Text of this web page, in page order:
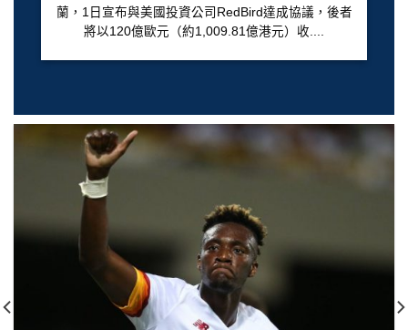
蘭，1日宣布與美國投資公司RedBird達成協議，後者
將以120億歐元（約1,009.81億港元）收....